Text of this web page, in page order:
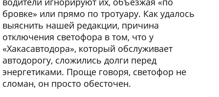
бровке» или прямо по тротуару. Как удалось
выяснить нашей редакции, причина
отключения светофора в том, что у
«Хакасавтодора», который обслуживает
автодорогу, сложились долги перед
энергетиками. Проще говоря, светофор не
сломан, он просто обесточен.